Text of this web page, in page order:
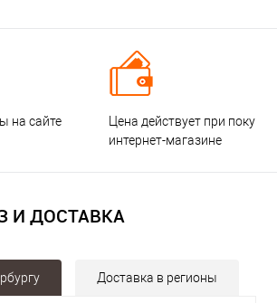
на сайте
Цена действует при
интернет-магазине
И ДОСТАВКА
Доставка в регионы